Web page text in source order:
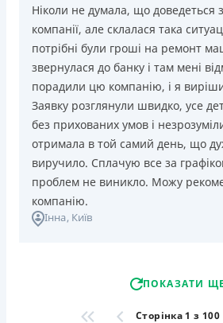
Ніколи не думала, що доведеться
компанії, але склалася така
потрібні були гроші на ремонт
звернулася до банку і там мені
порадили цю компанію, і я
Заявку розглянули швидко, усе
без прихованих умов і
отримала в той самий день, що
виручило. Сплачую все за
проблем не виникло. Можу
компанію.
Інна, Київ
ПОКАЗАТИ ЩЕ
Сторінка 1 з 100